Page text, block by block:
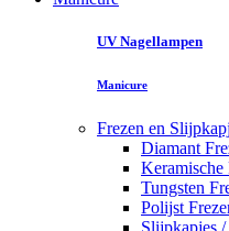
UV Nagellampen
Manicure
Frezen en
Diamant
Keramische
Tungsten
Polijst
Slijpkapjes